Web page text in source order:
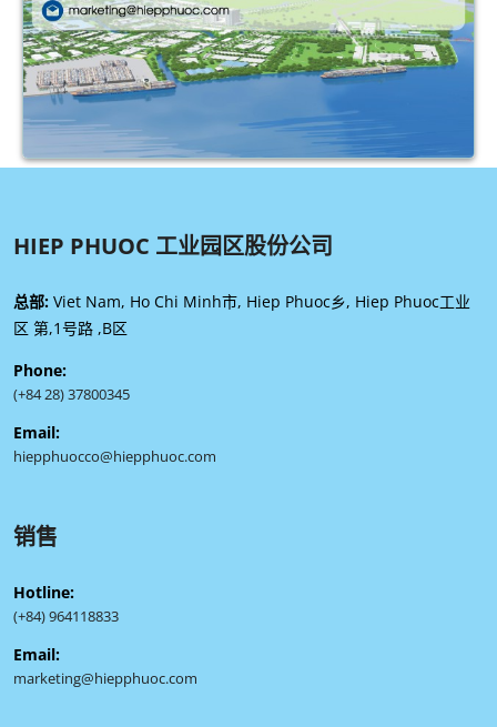
HIEP PHUOC 工业园区股份公司
总部: Viet Nam, Ho Chi Minh市, Hiep Phuoc乡, Hiep Phuoc工业
区 第,1号路 ,B区
Phone:
(+84 28) 37800345
Email:
hiepphuocco@hiepphuoc.com
销售
Hotline:
(+84) 964118833
Email:
marketing@hiepphuoc.com